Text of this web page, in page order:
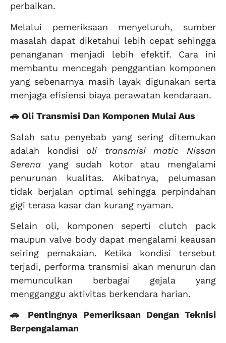
perbaikan.
Melalui pemeriksaan menyeluruh, sumber
masalah dapat diketahui lebih cepat sehingga
penanganan menjadi lebih efektif. Cara ini
membantu mencegah penggantian komponen
yang sebenarnya masih layak digunakan serta
menjaga efisiensi biaya perawatan kendaraan.
🚗 Oli Transmisi Dan Komponen Mulai Aus
Salah satu penyebab yang sering ditemukan
adalah kondisi oli transmisi matic Nissan
Serena yang sudah kotor atau mengalami
penurunan kualitas. Akibatnya, pelumasan
tidak berjalan optimal sehingga perpindahan
gigi terasa kasar dan kurang nyaman.
Selain oli, komponen seperti clutch pack
maupun valve body dapat mengalami keausan
seiring pemakaian. Ketika kondisi tersebut
terjadi, performa transmisi akan menurun dan
memunculkan berbagai gejala yang
mengganggu aktivitas berkendara harian.
🚗 Pentingnya Pemeriksaan Dengan Teknisi
Berpengalaman